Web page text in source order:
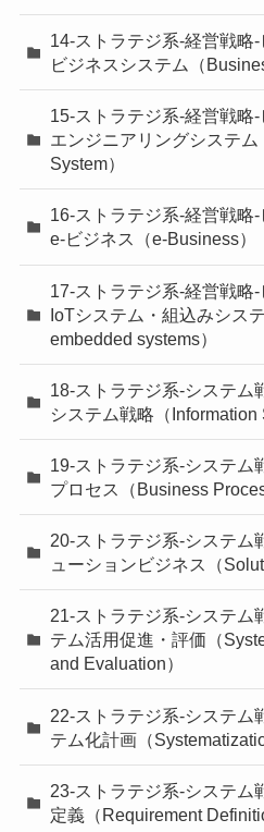
14-ストラテジ系-経営戦略
ビジネスシステム（
15-ストラテジ系-経営戦略
エンジニアリングシステ
System）
16-ストラテジ系-経営戦略
e-ビジネス（e-Business）
17-ストラテジ系-経営戦略
IoTシステム・組込みシス
embedded systems）
18-ストラテジ系-システム
システム戦略（Information
19-ストラテジ系-システム
プロセス（Business
20-ストラテジ系-システム
ューションビジネス（
21-ストラテジ系-システム
テム活用促進・評価（
and Evaluation）
22-ストラテジ系-システム
テム化計画（
23-ストラテジ系-システム
定義（Requirement